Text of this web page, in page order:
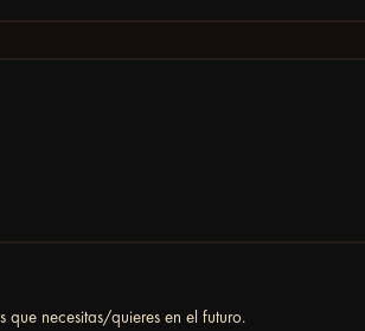
que necesitas/quieres en el futuro.